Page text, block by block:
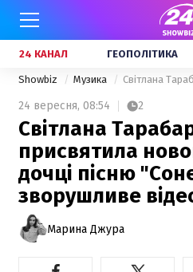
24 КАНАЛ ГЕОПОЛІТИКА
Showbiz Музика
24 вересня, 08:54 2
Світлана
присвятила
дочці пісню
зворушливе
Марина Джура